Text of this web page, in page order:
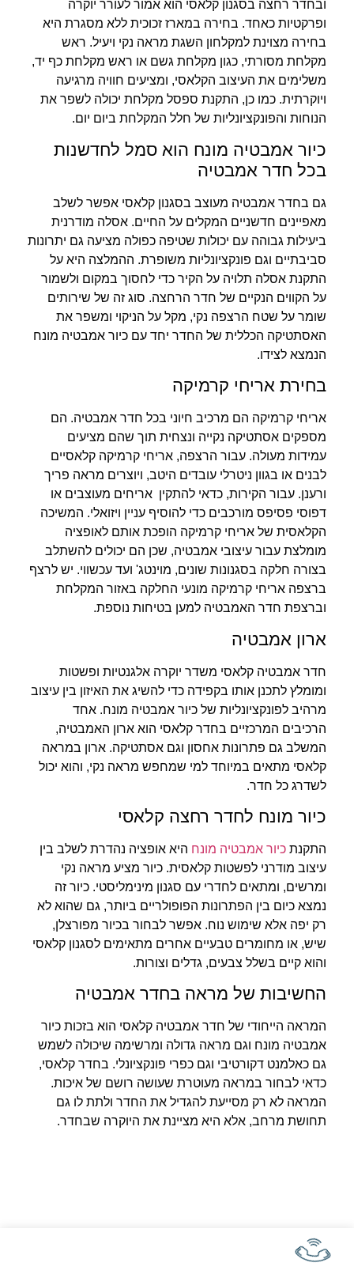
ובחדר רחצה בסגנון קלאסי הוא אמור לעורר יוקרה
ופרקטיות כאחד. בחירה במארז זכוכית ללא מסגרת היא
בחירה מצוינת למקלחון השגת מראה נקי ויעיל. ראש
מקלחת מסורתי, כגון מקלחת גשם או ראש מקלחת כף יד,
משלימים את העיצוב הקלאסי, ומציעים חוויה מרגיעה
ויוקרתית. כמו כן, התקנת ספסל מקלחת יכולה לשפר את
הנוחות והפונקציונליות של חלל המקלחת ביום יום.
כיור אמבטיה מונח הוא סמל לחדשנות
בכל חדר אמבטיה
גם בחדר אמבטיה מעוצב בסגנון קלאסי אפשר לשלב
מאפיינים חדשניים המקלים על החיים. אסלה מודרנית
ביעילות גבוהה עם יכולות שטיפה כפולה מציעה גם יתרונות
סביבתיים וגם פונקציונליות משופרת. ההמלצה היא על
התקנת אסלה תלויה על הקיר כדי לחסוך במקום ולשמור
על הקווים הנקיים של חדר הרחצה. סוג זה של שירותים
שומר על שטח הרצפה נקי, מקל על הניקוי ומשפר את
האסתטיקה הכללית של החדר יחד עם כיור אמבטיה מונח
הנמצא לצידו.
בחירת אריחי קרמיקה
אריחי קרמיקה הם מרכיב חיוני בכל חדר אמבטיה. הם
מספקים אסתטיקה נקייה ונצחית תוך שהם מציעים
עמידות מעולה. עבור הרצפה, אריחי קרמיקה קלאסיים
לבנים או בגוון ניטרלי עובדים היטב, ויוצרים מראה פריך
ורענן. עבור הקירות, כדאי להתקין אריחים מעוצבים או
דפוסי פסיפס מורכבים כדי להוסיף עניין ויזואלי. המשיכה
הקלאסית של אריחי קרמיקה הופכת אותם לאופציה
מומלצת עבור עיצובי אמבטיה, שכן הם יכולים להשתלב
בצורה חלקה בסגנונות שונים, מוינטג' ועד עכשווי. יש לרצף
ברצפה אריחי קרמיקה מונעי החלקה באזור המקלחת
וברצפת חדר האמבטיה למען בטיחות נוספת.
ארון אמבטיה
חדר אמבטיה קלאסי משדר יוקרה אלגנטיות ופשטות
ומומלץ לתכנן אותו בקפידה כדי להשיג את האיזון בין עיצוב
מרהיב לפונקציונליות של כיור אמבטיה מונח. אחד
הרכיבים המרכזיים בחדר קלאסי הוא ארון האמבטיה,
המשלב גם פתרונות אחסון וגם אסתטיקה. ארון במראה
קלאסי מתאים במיוחד למי שמחפש מראה נקי, והוא יכול
לשדרג כל חדר.
כיור מונח לחדר רחצה קלאסי
התקנת כיור אמבטיה מונח היא אופציה נהדרת לשלב בין
עיצוב מודרני לפשטות קלאסית. כיור מציע מראה נקי
ומרשים, ומתאים לחדרי עם סגנון מינימליסטי. כיור זה
נמצא כיום בין הפתרונות הפופולריים ביותר, גם שהוא לא
רק יפה אלא שימוש נוח. אפשר לבחור בכיור מפורצלן,
שיש, או מחומרים טבעיים אחרים מתאימים לסגנון קלאסי
והוא קיים בשלל צבעים, גדלים וצורות.
החשיבות של מראה בחדר אמבטיה
המראה הייחודי של חדר אמבטיה קלאסי הוא בזכות כיור
אמבטיה מונח וגם מראה גדולה ומרשימה שיכולה לשמש
גם כאלמנט דקורטיבי וגם כפרי פונקציונלי. בחדר קלאסי,
כדאי לבחור במראה מעוטרת שעושה רושם של איכות.
המראה לא רק מסייעת להגדיל את החדר ולתת לו גם
תחושת מרחב, אלא היא מציינת את היוקרה שבחדר.